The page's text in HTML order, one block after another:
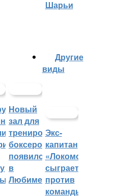
Шарьи
Новый
зал для
тренировок
боксеров
появился
в
Любиме
Другие
виды
Экс-
капитан
«Локомотива»
сыграет
против
команды